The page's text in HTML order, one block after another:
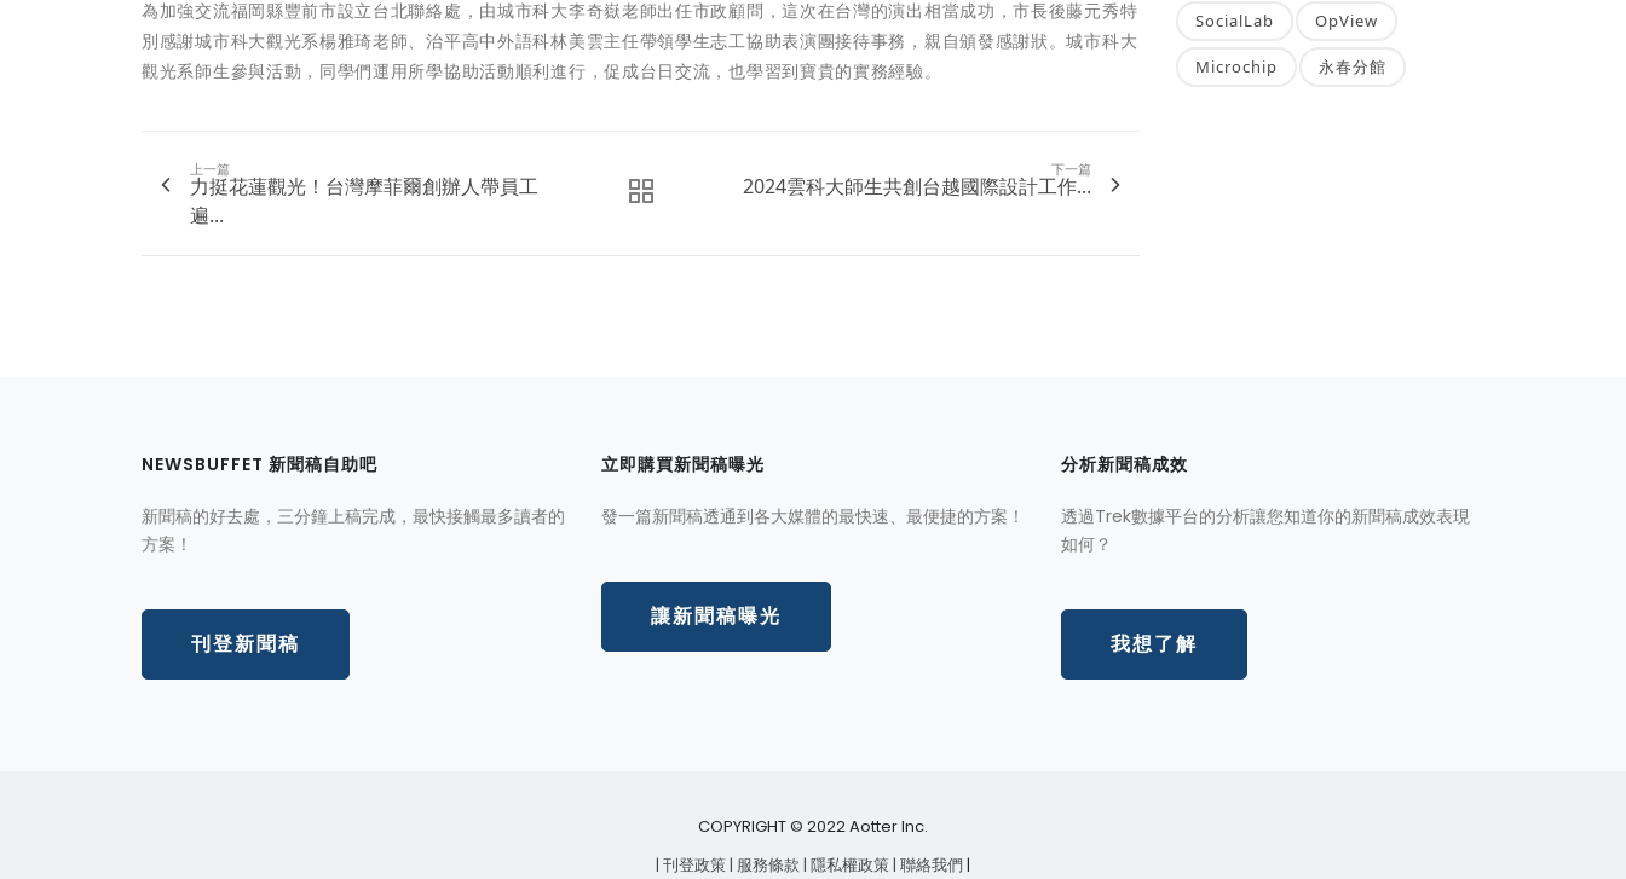
為加強交流福岡縣豐前市設立台北聯絡處，由城市科大李奇嶽老師出任市政顧問，這次在台灣的演出相當成功，市長後藤元秀特
別感謝城市科大觀光系楊雅琦老師、治平高中外語科林美雲主任帶領學生志工協助表演團接待事務，親自頒發感謝狀。城市科大
觀光系師生參與活動，同學們運用所學協助活動順利進行，促成台日交流，也學習到寶貴的實務經驗。
上一篇
力挺花蓮觀光！台灣摩菲爾創辦人帶員工
遍...
下一篇
2024雲科大師生共創台越國際設計工作...
SocialLab OpView
Microchip 永春分館
NEWSBUFFET 新聞稿自助吧
新聞稿的好去處，三分鐘上稿完成，最快接觸最多讀者的
方案！
刊登新聞稿
立即購買新聞稿曝光
發一篇新聞稿透通到各大媒體的最快速、最便捷的方案！
讓新聞稿曝光
分析新聞稿成效
透過Trek數據平台的分析讓您知道你的新聞稿成效表現
如何？
我想了解
COPYRIGHT © 2022 Aotter Inc.
| 刊登政策| 服務條款| 隱私權政策| 聯絡我們 |